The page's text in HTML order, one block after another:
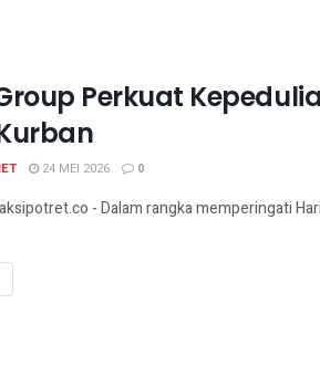
Perkuat
24 MEI 2026 0
- Dalam rangka memperingati